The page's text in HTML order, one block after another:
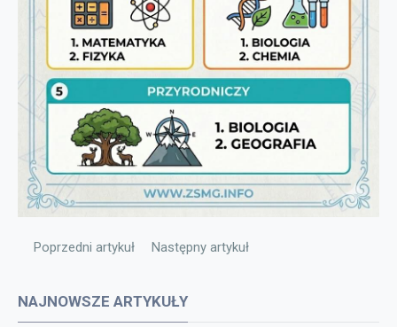
Poprzedni artykuł: Ważna informacja
Poprzedni artykuł Następny artykuł: INFORMACJA
Następny artykuł
NAJNOWSZE ARTYKUŁY